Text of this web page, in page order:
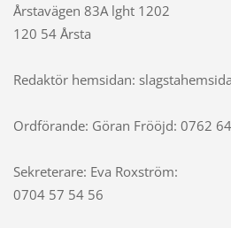
Årstavägen 83A lght 1202
120 54 Årsta
Redaktör hemsidan:
Ordförande: Göran Frööjd: 0762
Sekreterare: Eva Roxström:
0704 57 54 56